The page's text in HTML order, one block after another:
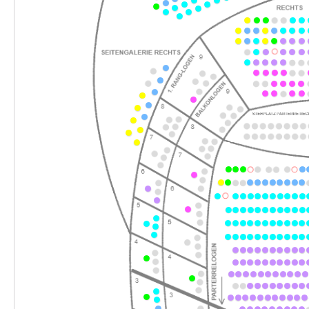
19:30–22:45 Uhr
-
Fr.
02.04.2027
Fr. 02.04.2027
17:30–20:45 Uhr